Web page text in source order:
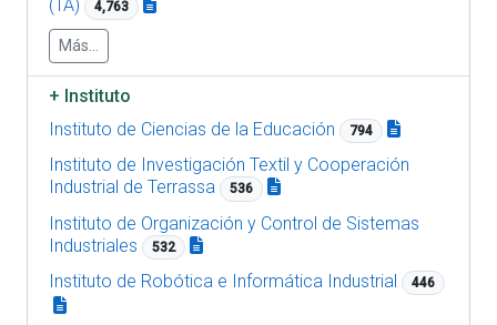
(TA) 4,763
Más...
+ Instituto
Instituto de Ciencias de la Educación
794
Instituto de Investigación Textil y Cooperación
Industrial de Terrassa
536
Instituto de Organización y Control de Sistemas
Industriales
532
Instituto de Robótica e Informática Industrial 446